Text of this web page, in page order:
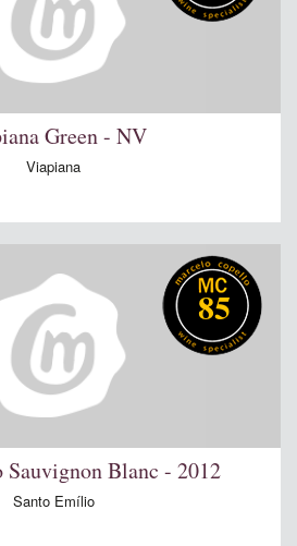
Green - NV
Viapiana
85
Blanc - 2012
Santo Emílio